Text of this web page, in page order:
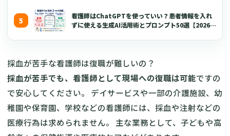
看護師はChatGPTを使っていい？患者情報を入れ
ずに使える生成AI活用術とプロンプト50選【2026年
採血が苦手な看護師は復職が難しいの？
採血が苦手でも、看護師として現場への復職は可能ですの
で安心してください。 デイサービスや一部の介護施設、幼
稚園や保育園、学校などの看護師には、採血や注射などの
医療行為は求められません。 主な業務として、子どもや高